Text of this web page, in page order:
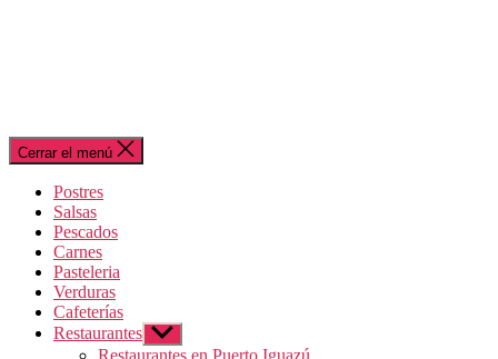
Cerrar el menú
Postres
Salsas
Pescados
Carnes
Pasteleria
Verduras
Cafeterías
Restaurantes Mostrar
el
Restaurantes en Puerto Iguazú